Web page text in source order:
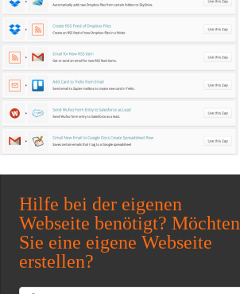
Hilfe bei der eigenen
Webseite benötigt? Möchten
Sie eine eigene Webseite
erstellen?